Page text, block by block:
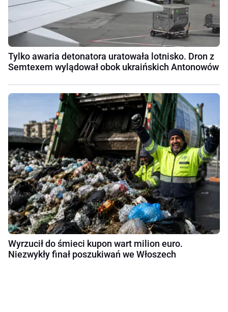
Tylko awaria detonatora uratowała lotnisko. Dron z
Semtexem wylądował obok ukraińskich Antonowów
Wyrzucił do śmieci kupon wart milion euro.
Niezwykły finał poszukiwań we Włoszech